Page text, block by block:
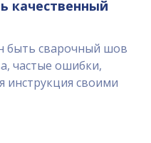
качественный
быть сварочный шов
частые ошибки,
инструкция своими